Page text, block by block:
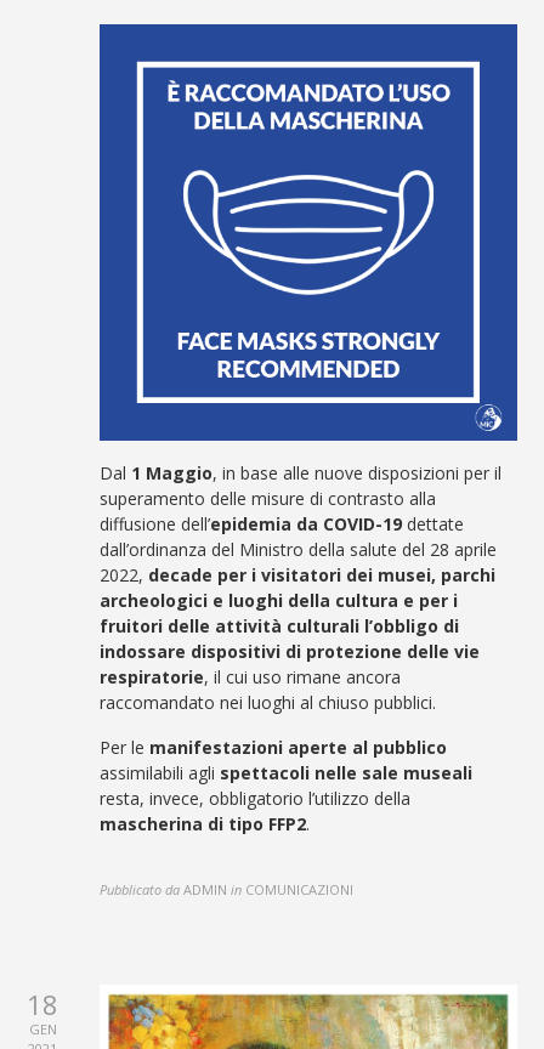
Dal 1 Maggio, in base alle nuove disposizioni per il
superamento delle misure di contrasto alla
diffusione dell’epidemia da COVID-19 dettate
dall’ordinanza del Ministro della salute del 28 aprile
2022, decade per i visitatori dei musei, parchi
archeologici e luoghi della cultura e per i
fruitori delle attività culturali l’obbligo di
indossare dispositivi di protezione delle vie
respiratorie, il cui uso rimane ancora
raccomandato nei luoghi al chiuso pubblici.
Per le manifestazioni aperte al pubblico
assimilabili agli spettacoli nelle sale museali
resta, invece, obbligatorio l’utilizzo della
mascherina di tipo FFP2.
Pubblicato da ADMIN in COMUNICAZIONI
18
GEN